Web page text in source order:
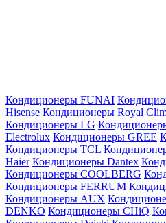
Кондиционеры FUNAI
Hisense Кондиционеры Royal
Кондиционеры LG
Electrolux Кондиционеры GREE
Кондиционеры TCL
Haier Кондиционеры Dantex
Кондиционеры СOOLBERG
Кондиционеры FERRUM
Кондиционеры AUX
DENKO Кондиционеры CHiQ